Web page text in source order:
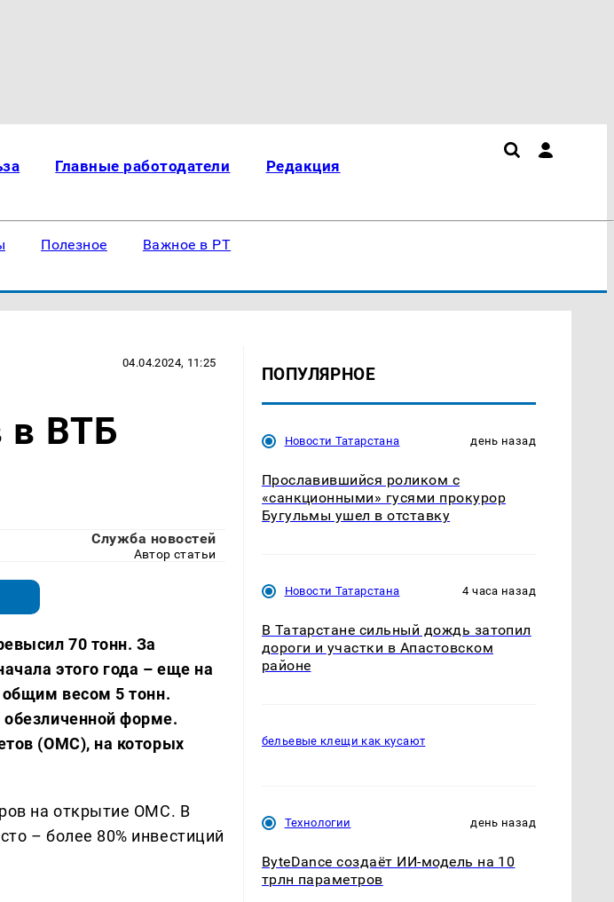
Главные работодатели Редакция
Полезное Важное в РТ
04.04.2024, 11:25
в ВТБ
Служба новостей
Автор статьи
70 тонн. За
этого года – еще на
общим весом 5 тонн.
форме.
(ОМС), на которых
на открытие ОМС. В
– более 80% инвестиций
ПОПУЛЯРНОЕ
Новости Татарстана день назад
Прославившийся роликом с
«санкционными» гусями прокурор
Бугульмы ушел в отставку
Новости Татарстана 4 часа назад
В Татарстане сильный дождь затопил
дороги и участки в Апастовском
районе
бельевые клещи как кусают
Технологии день назад
ByteDance создаёт ИИ-модель на 10
трлн параметров